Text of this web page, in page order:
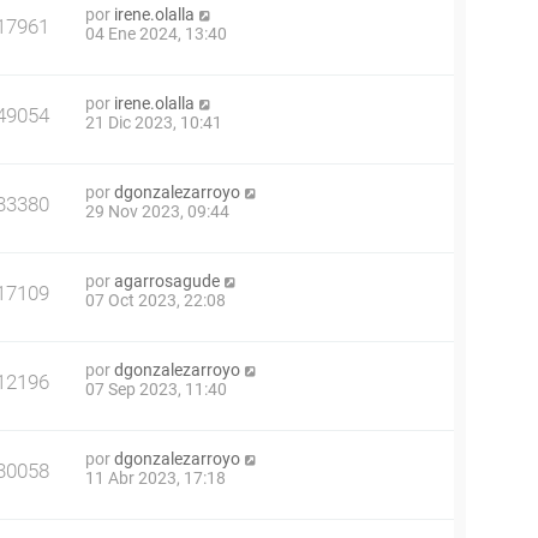
por irene.olalla
04 Ene 2024, 13:40
por irene.olalla
21 Dic 2023, 10:41
pordgonzalezarroyo
29 Nov 2023, 09:44
poragarrosagude
07 Oct 2023, 22:08
pordgonzalezarroyo
07 Sep 2023, 11:40
pordgonzalezarroyo
11 Abr 2023, 17:18